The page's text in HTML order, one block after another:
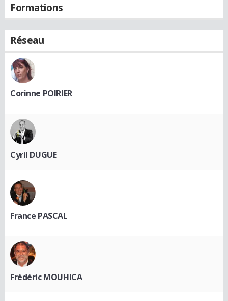
Formations
Réseau
Corinne POIRIER
Cyril DUGUE
France PASCAL
Frédéric MOUHICA